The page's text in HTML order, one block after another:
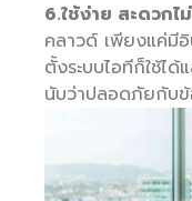
6.ใช้ง่าย สะดวกไ
คลาวด์ เพียงแค่มี
ตั้งระบบไอทีก็ใช้ไ
นับว่าปลอดภัยกับ